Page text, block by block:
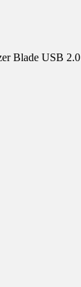
Blade USB 2.0